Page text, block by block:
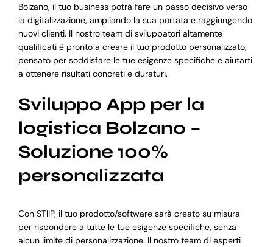
Bolzano, il tuo business potrà fare un passo decisivo verso
la digitalizzazione, ampliando la sua portata e raggiungendo
nuovi clienti. Il nostro team di sviluppatori altamente
qualificati è pronto a creare il tuo prodotto personalizzato,
pensato per soddisfare le tue esigenze specifiche e aiutarti
a ottenere risultati concreti e duraturi.
Sviluppo App per la
logistica Bolzano –
Soluzione 100%
personalizzata
Con STIIP, il tuo prodotto/software sarà creato su misura
per rispondere a tutte le tue esigenze specifiche, senza
alcun limite di personalizzazione. Il nostro team di esperti